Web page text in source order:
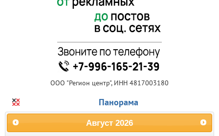
ООО "Регион центр", ИНН 4817003180
Панорама
Август 2026